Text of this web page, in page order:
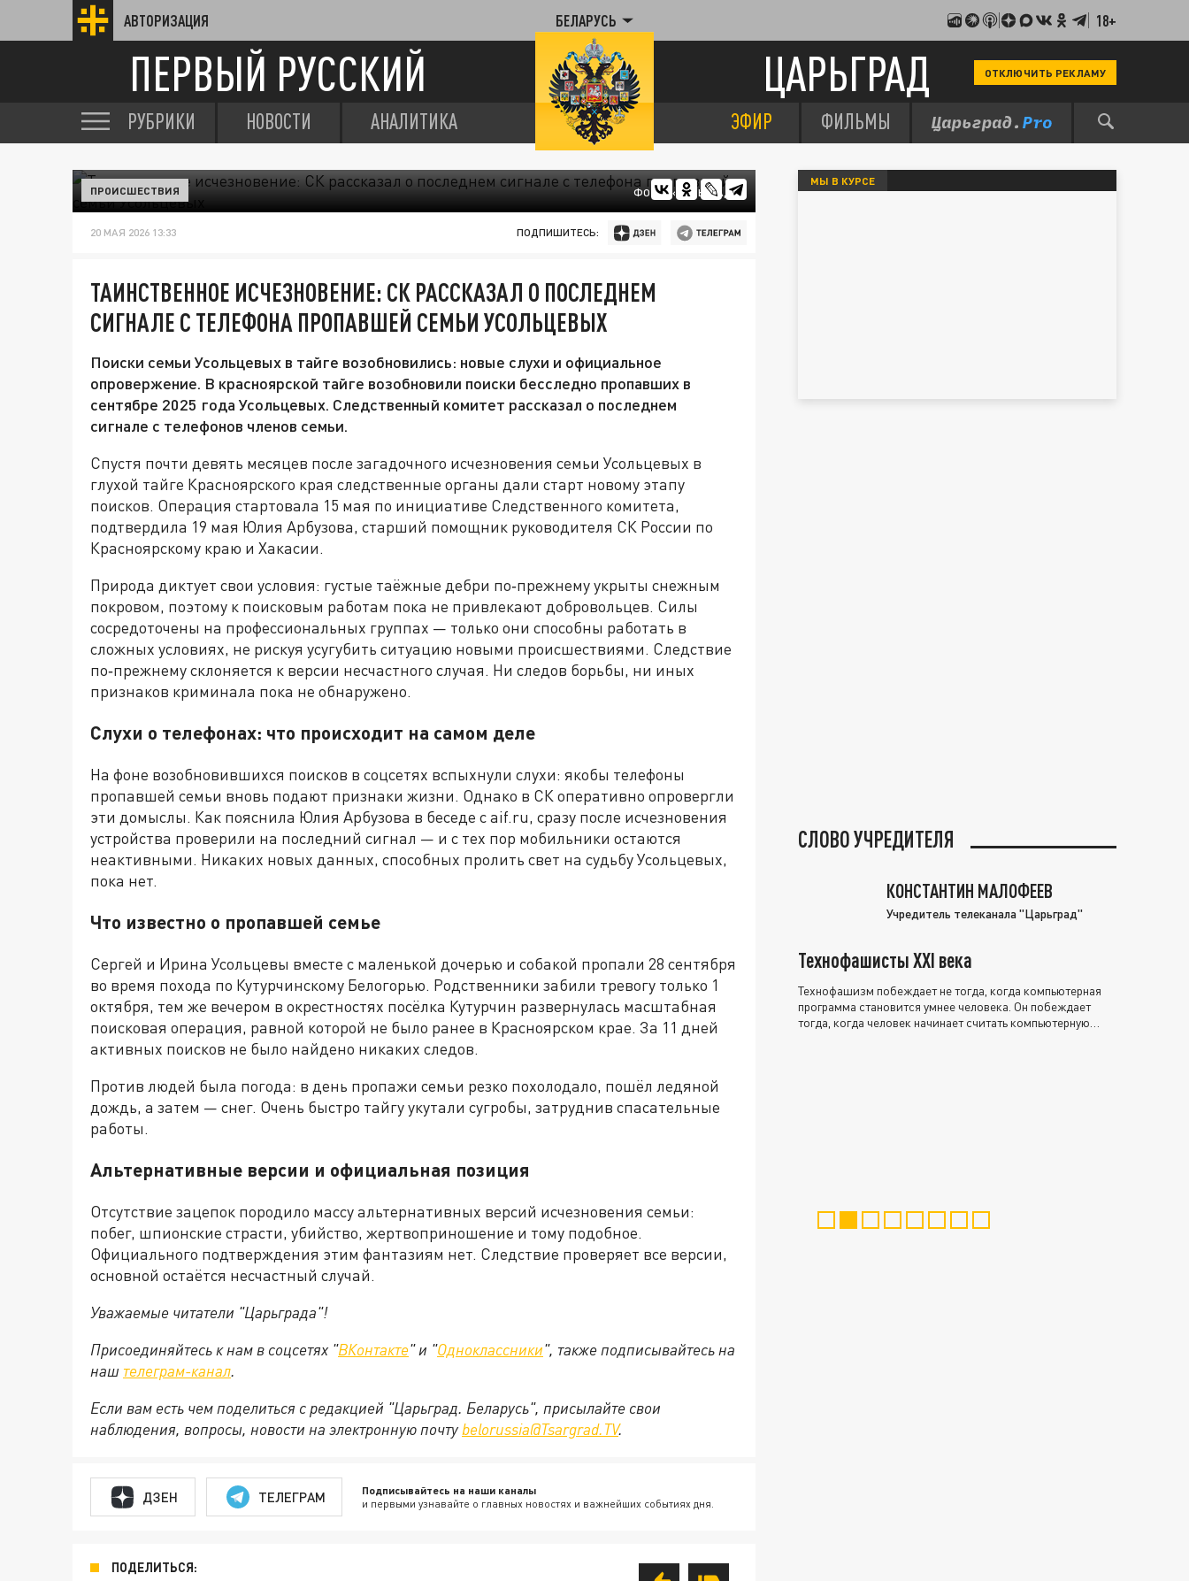
АВТОРИЗАЦИЯ БЕЛАРУСЬ 18+
ПЕРВЫЙ РУССКИЙ ЦАРЬГРАД ОТКЛЮЧИТЬ РЕКЛАМУ
РУБРИКИ НОВОСТИ АНАЛИТИКА ЭФИР ФИЛЬМЫ
ФОТО: «ЦАРЬГРАД»
ПРОИСШЕСТВИЯ
20 МАЯ 2026 13:33 ПОДПИШИТЕСЬ:
ТАИНСТВЕННОЕ ИСЧЕЗНОВЕНИЕ: СК РАССКАЗАЛ О ПОСЛЕДНЕМ
СИГНАЛЕ С ТЕЛЕФОНА ПРОПАВШЕЙ СЕМЬИ УСОЛЬЦЕВЫХ
Поиски семьи Усольцевых в тайге возобновились: новые слухи и официальное
опровержение. В красноярской тайге возобновили поиски бесследно пропавших в
сентябре 2025 года Усольцевых. Следственный комитет рассказал о последнем
сигнале с телефонов членов семьи.
Спустя почти девять месяцев после загадочного исчезновения семьи Усольцевых в
глухой тайге Красноярского края следственные органы дали старт новому этапу
поисков. Операция стартовала 15 мая по инициативе Следственного комитета,
подтвердила 19 мая Юлия Арбузова, старший помощник руководителя СК России по
Красноярскому краю и Хакасии.
Природа диктует свои условия: густые таёжные дебри по‑прежнему укрыты снежным
покровом, поэтому к поисковым работам пока не привлекают добровольцев. Силы
сосредоточены на профессиональных группах — только они способны работать в
сложных условиях, не рискуя усугубить ситуацию новыми происшествиями. Следствие
по‑прежнему склоняется к версии несчастного случая. Ни следов борьбы, ни иных
признаков криминала пока не обнаружено.
Слухи о телефонах: что происходит на самом деле
На фоне возобновившихся поисков в соцсетях вспыхнули слухи: якобы телефоны
пропавшей семьи вновь подают признаки жизни. Однако в СК оперативно опровергли
эти домыслы. Как пояснила Юлия Арбузова в беседе с aif.ru, сразу после исчезновения
устройства проверили на последний сигнал — и с тех пор мобильники остаются
неактивными. Никаких новых данных, способных пролить свет на судьбу Усольцевых,
пока нет.
Что известно о пропавшей семье
Сергей и Ирина Усольцевы вместе с маленькой дочерью и собакой пропали 28 сентября
во время похода по Кутурчинскому Белогорью. Родственники забили тревогу только 1
октября, тем же вечером в окрестностях посёлка Кутурчин развернулась масштабная
поисковая операция, равной которой не было ранее в Красноярском крае. За 11 дней
активных поисков не было найдено никаких следов.
Против людей была погода: в день пропажи семьи резко похолодало, пошёл ледяной
дождь, а затем — снег. Очень быстро тайгу укутали сугробы, затруднив спасательные
работы.
Альтернативные версии и официальная позиция
Отсутствие зацепок породило массу альтернативных версий исчезновения семьи:
побег, шпионские страсти, убийство, жертвоприношение и тому подобное.
Официального подтверждения этим фантазиям нет. Следствие проверяет все версии,
основной остаётся несчастный случай.
Уважаемые читатели "Царьграда"!
Присоединяйтесь к нам в соцсетях "ВКонтакте" и "Одноклассники", также подписывайтесь на
наш телеграм-канал.
Если вам есть чем поделиться с редакцией "Царьград. Беларусь", присылайте свои
наблюдения, вопросы, новости на электронную почту belorussia@Tsargrad.TV.
ДЗЕН ТЕЛЕГРАМ Подписывайтесь на наши каналы
и первыми узнавайте о главных новостях и важнейших событиях дня.
ПОДЕЛИТЬСЯ:
МЫ В КУРСЕ
СЛОВО УЧРЕДИТЕЛЯ
КОНСТАНТИН МАЛОФЕЕВ
Учредитель телеканала "Царьград"
Технофашисты XXI века
Технофашизм побеждает не тогда, когда компьютерная
программа становится умнее человека. Он побеждает
тогда, когда человек начинает считать компьютерную